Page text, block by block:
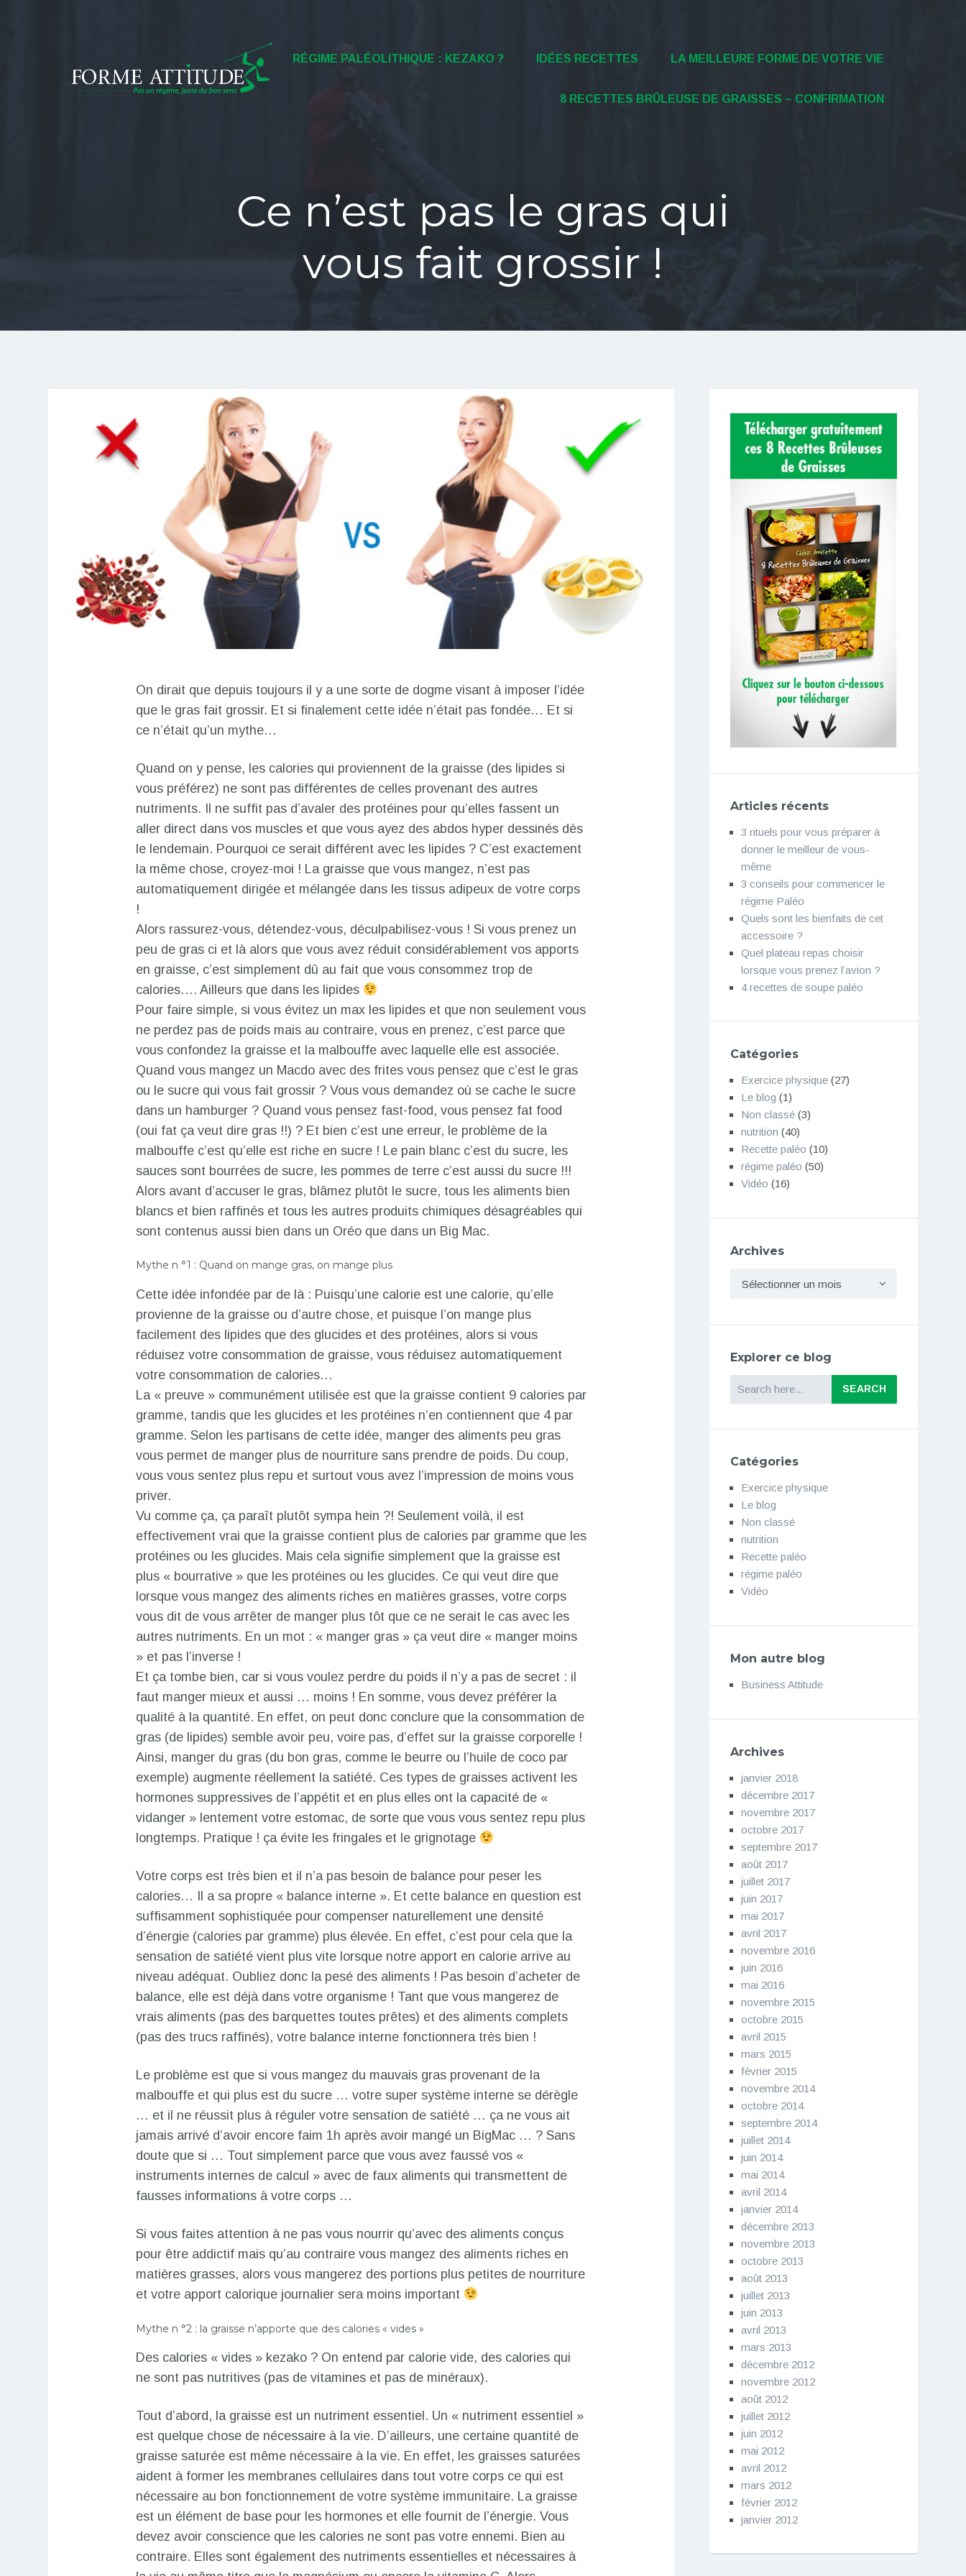
RÉGIME PALÉOLITHIQUE : KEZAKO ? IDÉES RECETTES LA MEILLEURE FORME DE VOTRE VIE
8 RECETTES BRÛLEUSE DE GRAISSES – CONFIRMATION
Ce n’est pas le gras qui
vous fait grossir !
On dirait que depuis toujours il y a une sorte de dogme visant à imposer l’idée
que le gras fait grossir. Et si finalement cette idée n’était pas fondée… Et si
ce n’était qu’un mythe…
Quand on y pense, les calories qui proviennent de la graisse (des lipides si
vous préférez) ne sont pas différentes de celles provenant des autres
nutriments. Il ne suffit pas d’avaler des protéines pour qu’elles fassent un
aller direct dans vos muscles et que vous ayez des abdos hyper dessinés dès
le lendemain. Pourquoi ce serait différent avec les lipides ? C’est exactement
la même chose, croyez-moi ! La graisse que vous mangez, n’est pas
automatiquement dirigée et mélangée dans les tissus adipeux de votre corps
!
Alors rassurez-vous, détendez-vous, déculpabilisez-vous ! Si vous prenez un
peu de gras ci et là alors que vous avez réduit considérablement vos apports
en graisse, c’est simplement dû au fait que vous consommez trop de
calories…. Ailleurs que dans les lipides
Pour faire simple, si vous évitez un max les lipides et que non seulement vous
ne perdez pas de poids mais au contraire, vous en prenez, c’est parce que
vous confondez la graisse et la malbouffe avec laquelle elle est associée.
Quand vous mangez un Macdo avec des frites vous pensez que c’est le gras
ou le sucre qui vous fait grossir ? Vous vous demandez où se cache le sucre
dans un hamburger ? Quand vous pensez fast-food, vous pensez fat food
(oui fat ça veut dire gras !!) ? Et bien c’est une erreur, le problème de la
malbouffe c’est qu’elle est riche en sucre ! Le pain blanc c’est du sucre, les
sauces sont bourrées de sucre, les pommes de terre c’est aussi du sucre !!!
Alors avant d’accuser le gras, blâmez plutôt le sucre, tous les aliments bien
blancs et bien raffinés et tous les autres produits chimiques désagréables qui
sont contenus aussi bien dans un Oréo que dans un Big Mac.
Mythe n °1 : Quand on mange gras, on mange plus
Cette idée infondée par de là : Puisqu’une calorie est une calorie, qu’elle
provienne de la graisse ou d’autre chose, et puisque l’on mange plus
facilement des lipides que des glucides et des protéines, alors si vous
réduisez votre consommation de graisse, vous réduisez automatiquement
votre consommation de calories…
La « preuve » communément utilisée est que la graisse contient 9 calories par
gramme, tandis que les glucides et les protéines n’en contiennent que 4 par
gramme. Selon les partisans de cette idée, manger des aliments peu gras
vous permet de manger plus de nourriture sans prendre de poids. Du coup,
vous vous sentez plus repu et surtout vous avez l’impression de moins vous
priver.
Vu comme ça, ça paraît plutôt sympa hein ?! Seulement voilà, il est
effectivement vrai que la graisse contient plus de calories par gramme que les
protéines ou les glucides. Mais cela signifie simplement que la graisse est
plus « bourrative » que les protéines ou les glucides. Ce qui veut dire que
lorsque vous mangez des aliments riches en matières grasses, votre corps
vous dit de vous arrêter de manger plus tôt que ce ne serait le cas avec les
autres nutriments. En un mot : « manger gras » ça veut dire « manger moins
» et pas l’inverse !
Et ça tombe bien, car si vous voulez perdre du poids il n’y a pas de secret : il
faut manger mieux et aussi … moins ! En somme, vous devez préférer la
qualité à la quantité. En effet, on peut donc conclure que la consommation de
gras (de lipides) semble avoir peu, voire pas, d’effet sur la graisse corporelle !
Ainsi, manger du gras (du bon gras, comme le beurre ou l’huile de coco par
exemple) augmente réellement la satiété. Ces types de graisses activent les
hormones suppressives de l’appétit et en plus elles ont la capacité de «
vidanger » lentement votre estomac, de sorte que vous vous sentez repu plus
longtemps. Pratique ! ça évite les fringales et le grignotage
Votre corps est très bien et il n’a pas besoin de balance pour peser les
calories… Il a sa propre « balance interne ». Et cette balance en question est
suffisamment sophistiquée pour compenser naturellement une densité
d’énergie (calories par gramme) plus élevée. En effet, c’est pour cela que la
sensation de satiété vient plus vite lorsque notre apport en calorie arrive au
niveau adéquat. Oubliez donc la pesé des aliments ! Pas besoin d’acheter de
balance, elle est déjà dans votre organisme ! Tant que vous mangerez de
vrais aliments (pas des barquettes toutes prêtes) et des aliments complets
(pas des trucs raffinés), votre balance interne fonctionnera très bien !
Le problème est que si vous mangez du mauvais gras provenant de la
malbouffe et qui plus est du sucre … votre super système interne se dérègle
… et il ne réussit plus à réguler votre sensation de satiété … ça ne vous ait
jamais arrivé d’avoir encore faim 1h après avoir mangé un BigMac … ? Sans
doute que si … Tout simplement parce que vous avez faussé vos «
instruments internes de calcul » avec de faux aliments qui transmettent de
fausses informations à votre corps …
Si vous faites attention à ne pas vous nourrir qu’avec des aliments conçus
pour être addictif mais qu’au contraire vous mangez des aliments riches en
matières grasses, alors vous mangerez des portions plus petites de nourriture
et votre apport calorique journalier sera moins important
Mythe n °2 : la graisse n’apporte que des calories « vides »
Des calories « vides » kezako ? On entend par calorie vide, des calories qui
ne sont pas nutritives (pas de vitamines et pas de minéraux).
Tout d’abord, la graisse est un nutriment essentiel. Un « nutriment essentiel »
est quelque chose de nécessaire à la vie. D’ailleurs, une certaine quantité de
graisse saturée est même nécessaire à la vie. En effet, les graisses saturées
aident à former les membranes cellulaires dans tout votre corps ce qui est
nécessaire au bon fonctionnement de votre système immunitaire. La graisse
est un élément de base pour les hormones et elle fournit de l’énergie. Vous
devez avoir conscience que les calories ne sont pas votre ennemi. Bien au
contraire. Elles sont également des nutriments essentielles et nécessaires à
Articles récents
3 rituels pour vous préparer à
donner le meilleur de vous-
même
3 conseils pour commencer le
régime Paléo
Quels sont les bienfaits de cet
accessoire ?
Quel plateau repas choisir
lorsque vous prenez l’avion ?
4 recettes de soupe paléo
Catégories
Exercice physique(27)
Le blog (1)
Non classé(3)
nutrition (40)
Recette paléo (10)
régime paléo (50)
Vidéo (16)
Archives
Explorer ce blog
Catégories
Exercice physique
Le blog
Non classé
nutrition
Recette paléo
régime paléo
Vidéo
Mon autre blog
Business Attitude
Archives
janvier 2018
décembre 2017
novembre 2017
octobre 2017
septembre 2017
août 2017
juillet 2017
juin 2017
mai 2017
avril 2017
novembre 2016
juin 2016
mai 2016
novembre 2015
octobre 2015
avril 2015
mars 2015
février 2015
novembre 2014
octobre 2014
septembre 2014
juillet 2014
juin 2014
mai 2014
avril 2014
janvier 2014
décembre 2013
novembre 2013
octobre 2013
août 2013
juillet 2013
juin 2013
avril 2013
mars 2013
décembre 2012
novembre 2012
août 2012
juillet 2012
juin 2012
mai 2012
avril 2012
mars 2012
février 2012
janvier 2012